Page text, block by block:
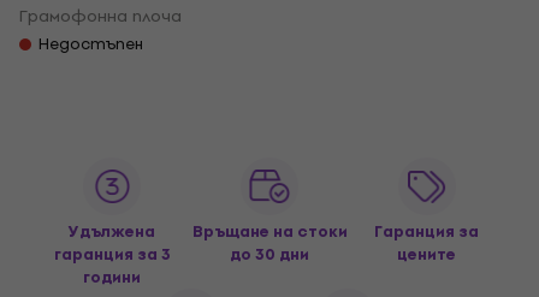
Грамофонна плоча
Недостъпен
Удължена
гаранция за 3
години
Връщане на стоки
до 30 дни
Гаранция за
цените